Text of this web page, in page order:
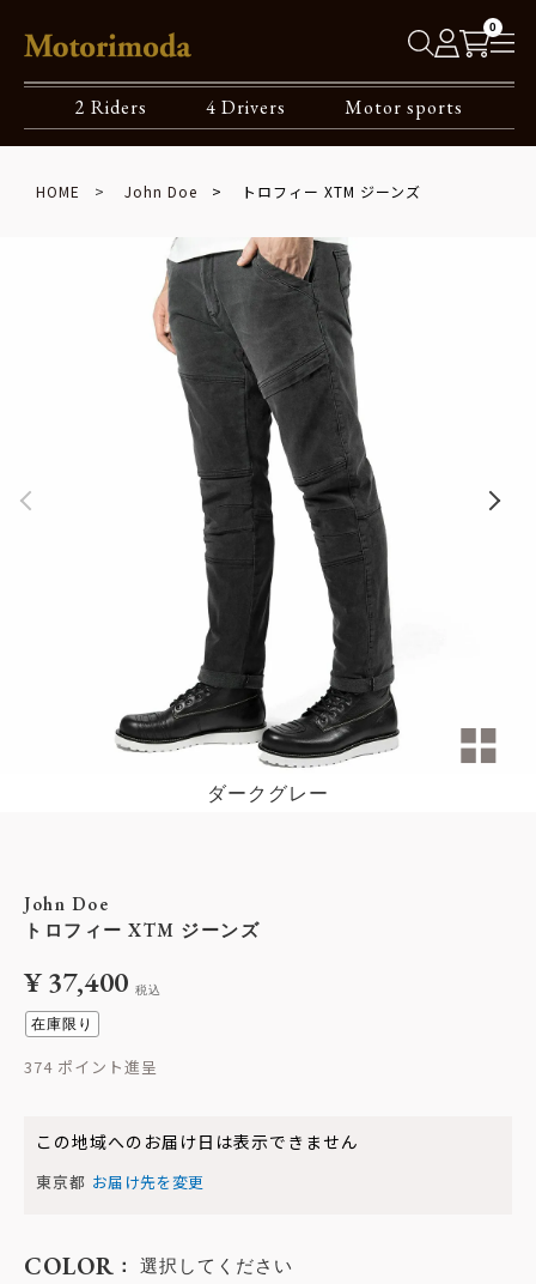
0
2 Riders 4 Drivers Motor sports
HOME John Doe トロフィー XTM ジーンズ
ダークグレー
John Doe
トロフィー XTM ジーンズ
¥37,400 税込
在庫限り
374
この地域へのお届け日は表示できません
東京都 お届け先を変更
COLOR 選択してください